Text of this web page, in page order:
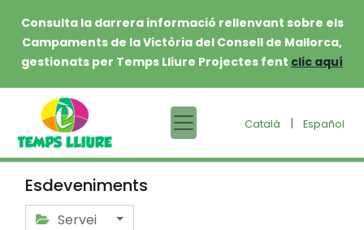
Consulta la darrera informació rellenvant sobre els
Campaments de la Victòria del Consell de Mallorca,
gestionats per Temps Lliure Projectes fent clic aquí
Català | Español
Esdeveniments
Servei